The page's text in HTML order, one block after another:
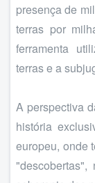
presença de
terras por
ferramenta
terras e a
A perspectiva
história
europeu, onde